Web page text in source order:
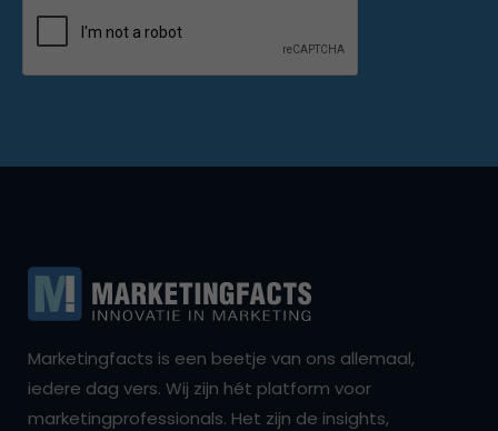
Marketingfacts is een beetje van ons allemaal,
iedere dag vers. Wij zijn hét platform voor
marketingprofessionals. Het zijn de insights,